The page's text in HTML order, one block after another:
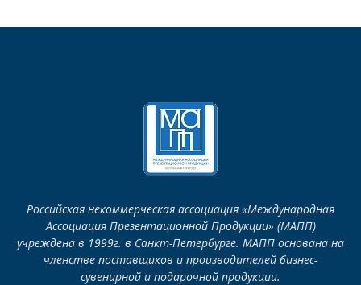
Российская некоммерческая ассоциация «Международная
Ассоциация Презентационной Продукции» (МАПП)
учреждена в 1999г. в Санкт-Петербурге. МАПП основана на
членстве поставщиков и производителей бизнес-
сувенирной и подарочной продукции.